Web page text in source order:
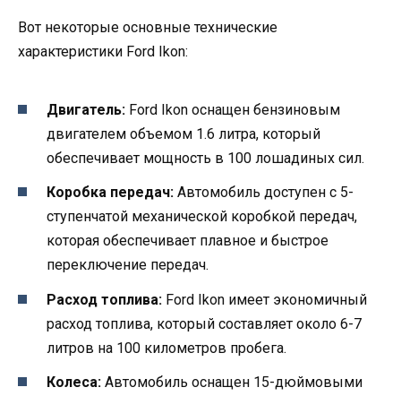
Вот некоторые основные технические
характеристики Ford Ikon:
Двигатель: Ford Ikon оснащен бензиновым
двигателем объемом 1.6 литра, который
обеспечивает мощность в 100 лошадиных сил.
Коробка передач: Автомобиль доступен с 5-
ступенчатой механической коробкой передач,
которая обеспечивает плавное и быстрое
переключение передач.
Расход топлива: Ford Ikon имеет экономичный
расход топлива, который составляет около 6-7
литров на 100 километров пробега.
Колеса: Автомобиль оснащен 15-дюймовыми